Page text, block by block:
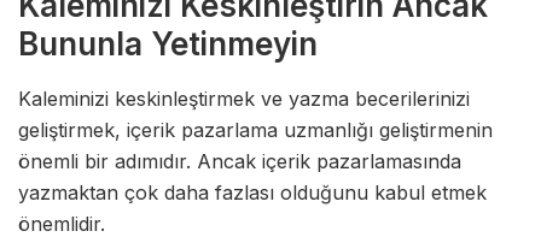
Bununla Yetinmeyin
Kaleminizi keskinleştirmek ve yazma becerilerinizi
geliştirmek, içerik pazarlama uzmanlığı geliştirmenin
önemli bir adımıdır. Ancak içerik pazarlamasında
yazmaktan çok daha fazlası olduğunu kabul etmek
önemlidir.